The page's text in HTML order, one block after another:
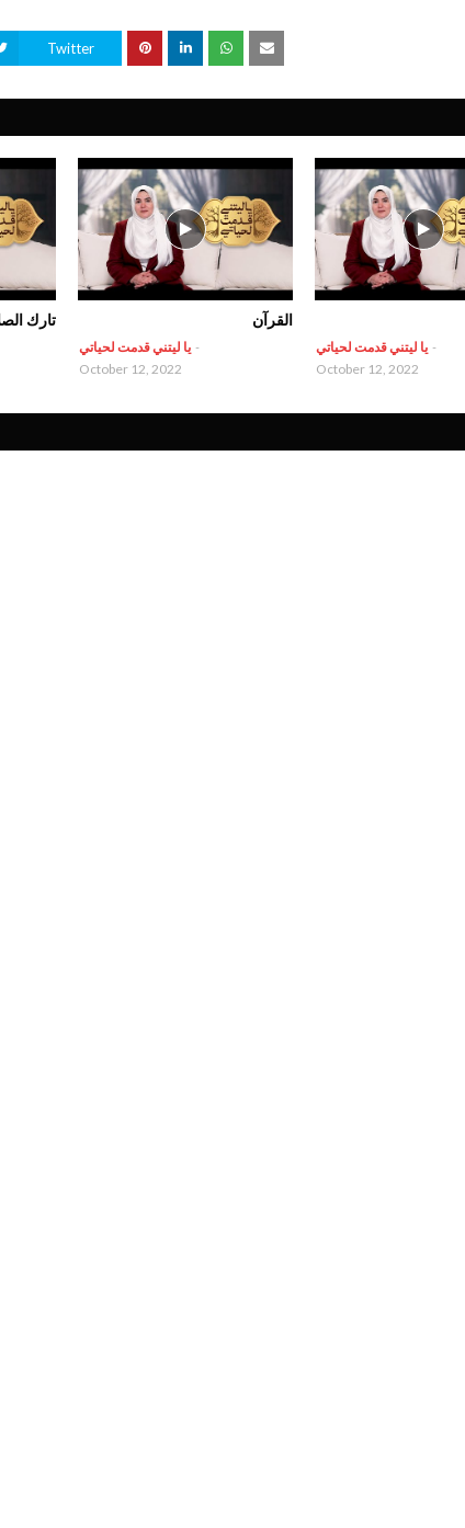
Twitter
تارك القرآن
يا ليتني قدمت لحياتي -
October 12, 2022
يا ليتني قدمت لحياتي -
October 12, 2022